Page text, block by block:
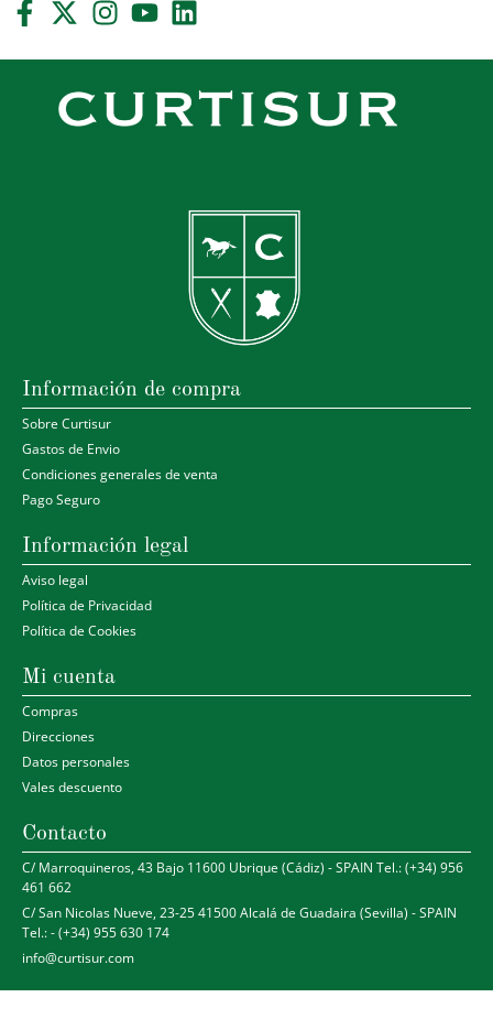
Información de compra
Sobre Curtisur
Gastos de Envio
Condiciones generales de venta
Pago Seguro
Información legal
Aviso legal
Política de Privacidad
Política de Cookies
Mi cuenta
Compras
Direcciones
Datos personales
Vales descuento
Contacto
C/ Marroquineros, 43 Bajo 11600 Ubrique (Cádiz) - SPAIN Tel.: (+34) 956
461 662
C/ San Nicolas Nueve, 23-25 41500 Alcalá de Guadaira (Sevilla) - SPAIN
Tel.: - (+34) 955 630 174
info@curtisur.com